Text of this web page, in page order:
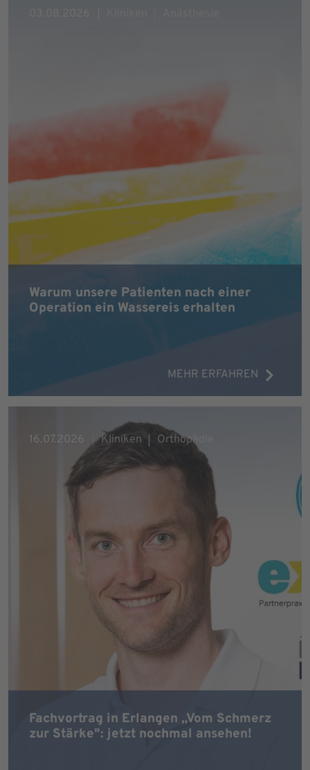
Warum unsere Patienten nach einer
Operation ein Wassereis erhalten
MEHR ERFAHREN
Fachvortrag in Erlangen „Vom Schmerz
zur Stärke": jetzt nochmal ansehen!
16.07.2026 Kliniken Orthopädie